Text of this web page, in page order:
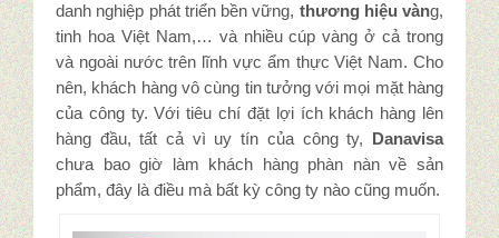
danh nghiệp phát triển bền vững, thương hiệu vàng,
tinh hoa Việt Nam,… và nhiều cúp vàng ở cả trong
và ngoài nước trên lĩnh vực ẩm thực Việt Nam. Cho
nên, khách hàng vô cùng tin tưởng với mọi mặt hàng
của công ty. Với tiêu chí đặt lợi ích khách hàng lên
hàng đầu, tất cả vì uy tín của công ty, Danavisa
chưa bao giờ làm khách hàng phàn nàn về sản
phẩm, đây là điều mà bất kỳ công ty nào cũng muốn.